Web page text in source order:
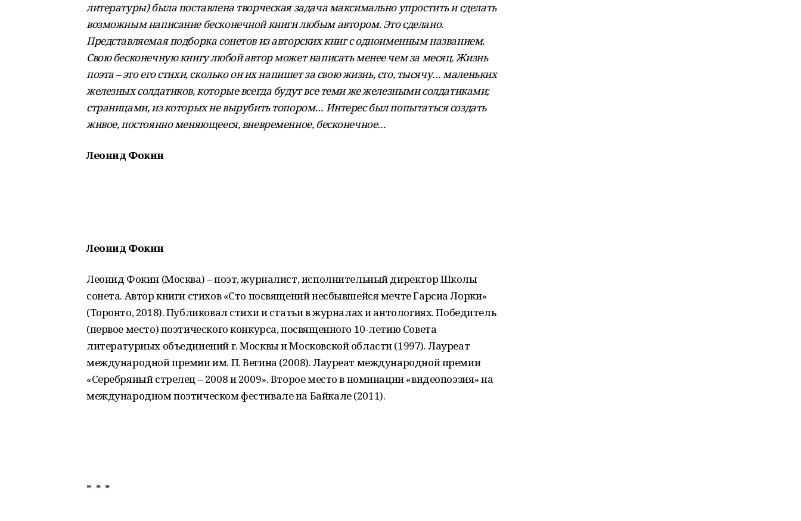
литературы) была поставлена творческая задача максимально упростить и сделать
возможным написание бесконечной книги любым автором. Это сделано.
Представляемая подборка сонетов из авторских книг с одноименным названием.
Свою бесконечную книгу любой автор может написать менее чем за месяц. Жизнь
поэта – это его стихи, сколько он их напишет за свою жизнь, сто, тысячу… маленьких
железных солдатиков, которые всегда будут все теми же железными солдатиками;
страницами, из которых не вырубить топором… Интерес был попытаться создать
живое, постоянно меняющееся, вневременное, бесконечное…
Леонид Фокин
Леонид Фокин
Леонид Фокин (Москва) – поэт, журналист, исполнительный директор Школы
сонета. Автор книги стихов «Сто посвящений несбывшейся мечте Гарсиа Лорки»
(Торонто, 2018). Публиковал стихи и статьи в журналах и антологиях. Победитель
(первое место) поэтического конкурса, посвященного 10-летию Совета
литературных объединений г. Москвы и Московской области (1997). Лауреат
международной премии им. П. Вегина (2008). Лауреат международной премии
«Серебряный стрелец – 2008 и 2009». Второе место в номинации «видеопоэзия» на
международном поэтическом фестивале на Байкале (2011).
* * *